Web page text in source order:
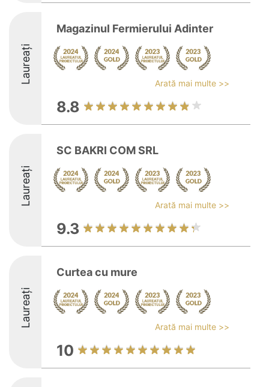
Laureați
Magazinul Fermierului Adinter
Arată mai multe >>
8.8
Laureați
SC BAKRI COM SRL
Arată mai multe >>
9.3
Laureați
Curtea cu mure
Arată mai multe >>
10